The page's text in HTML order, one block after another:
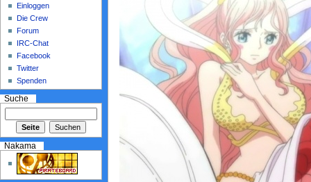
Einloggen
Die Crew
Forum
IRC-Chat
Facebook
Twitter
Spenden
Suche
Nakama